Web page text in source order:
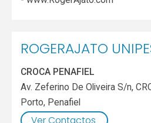
ROGERAJATO
CROCA PENAFIEL
Av. Zeferino De Oliveira S/n,
Porto, Penafiel
Ver Contactos